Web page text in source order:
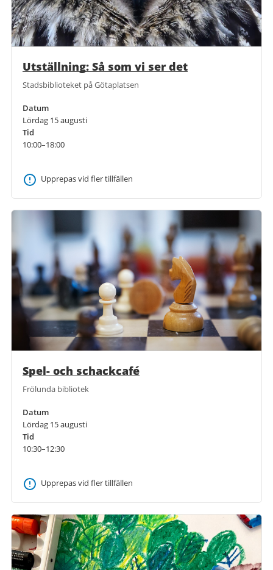
Utställning: Så som vi ser det
Stadsbiblioteket på Götaplatsen
Datum
Lördag 15 augusti
Tid
10:00–18:00
Upprepas vid fler tillfällen
Spel- och schackcafé
Frölunda bibliotek
Datum
Lördag 15 augusti
Tid
10:30–12:30
Upprepas vid fler tillfällen